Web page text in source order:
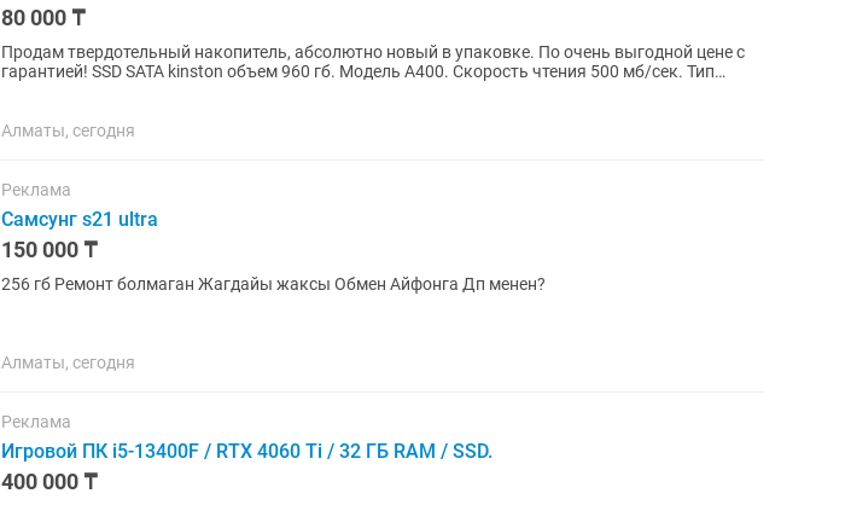
80 000 ₸
Продам твердотельный накопитель, абсолютно новый в упаковке. По очень выгодной цене с
гарантией! SSD SATA kinston объем 960 гб. Модель А400. Скорость чтения 500 мб/сек. Тип
Алматы, сегодня
Реклама
Самсунг s21 ultra
150 000 ₸
256 гб Ремонт болмаган Жагдайы жаксы Обмен Айфонга Дп менен?
Алматы, сегодня
Реклама
Игровой ПК i5-13400F / RTX 4060 Ti / 32 ГБ RAM / SSD.
400 000 ₸